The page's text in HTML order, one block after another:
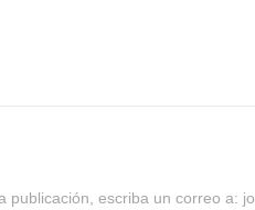
publicación, escriba un correo a: